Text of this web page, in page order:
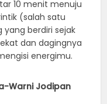
10 menit menuju
(salah satu
berdiri sejak
dan dagingnya
energimu.
Warni Jodipan